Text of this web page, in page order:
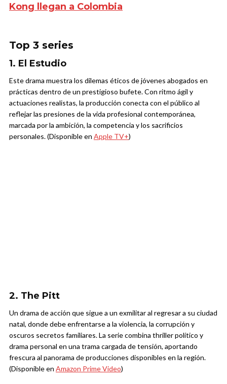
Kong llegan a Colombia
Top 3 series
1. El Estudio
Este drama muestra los dilemas éticos de jóvenes abogados en
prácticas dentro de un prestigioso bufete. Con ritmo ágil y
actuaciones realistas, la producción conecta con el público al
reflejar las presiones de la vida profesional contemporánea,
marcada por la ambición, la competencia y los sacrificios
personales. (Disponible en Apple TV+)
2. The Pitt
Un drama de acción que sigue a un exmilitar al regresar a su ciudad
natal, donde debe enfrentarse a la violencia, la corrupción y
oscuros secretos familiares. La serie combina thriller político y
drama personal en una trama cargada de tensión, aportando
frescura al panorama de producciones disponibles en la región.
(Disponible en Amazon Prime Video)